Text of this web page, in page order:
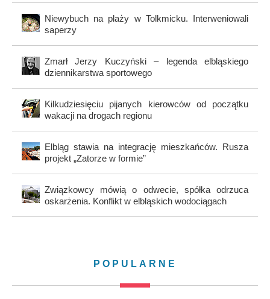
Niewybuch na plaży w Tolkmicku. Interweniowali
saperzy
Zmarł Jerzy Kuczyński – legenda elbląskiego
dziennikarstwa sportowego
Kilkudziesięciu pijanych kierowców od początku
wakacji na drogach regionu
Elbląg stawia na integrację mieszkańców. Rusza
projekt „Zatorze w formie”
Związkowcy mówią o odwecie, spółka odrzuca
oskarżenia. Konflikt w elbląskich wodociągach
POPULARNE